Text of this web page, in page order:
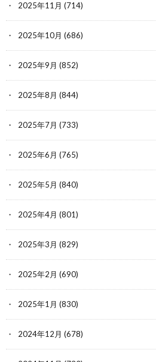
2025年11月 (714)
2025年10月 (686)
2025年9月 (852)
2025年8月 (844)
2025年7月 (733)
2025年6月 (765)
2025年5月 (840)
2025年4月 (801)
2025年3月 (829)
2025年2月 (690)
2025年1月 (830)
2024年12月 (678)